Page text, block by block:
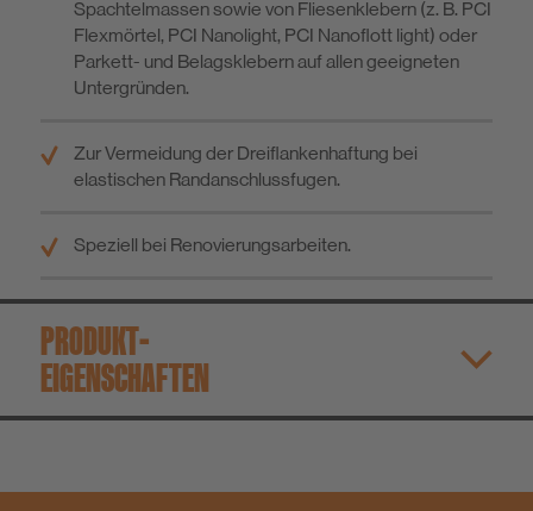
Spachtelmassen sowie von Fliesenklebern (z. B. PCI
Flexmörtel, PCI Nanolight, PCI Nanoflott light) oder
Parkett- und Belagsklebern auf allen geeigneten
Untergründen.
Zur Vermeidung der Dreiflankenhaftung bei
elastischen Randanschlussfugen.
Speziell bei Renovierungsarbeiten.
PRODUKT­
EIGENSCHAFTEN